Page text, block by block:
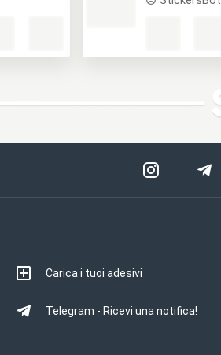
Carica i tuoi adesivi
Telegram - Ricevi una notifica!